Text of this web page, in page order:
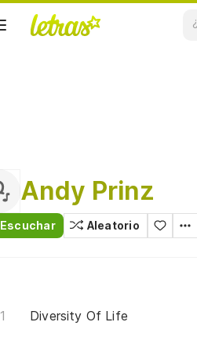
Andy Prinz
Escuchar Aleatorio
Diversity Of Life